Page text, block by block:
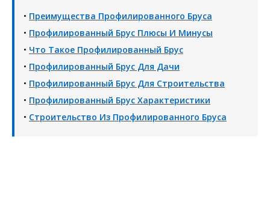
• Преимущества Профилированного Бруса
• Профилированный Брус Плюсы И Минусы
• Что Такое Профилированный Брус
• Профилированный Брус Для Дачи
• Профилированный Брус Для Строительства
• Профилированный Брус Характеристики
• Строительство Из Профилированного Бруса